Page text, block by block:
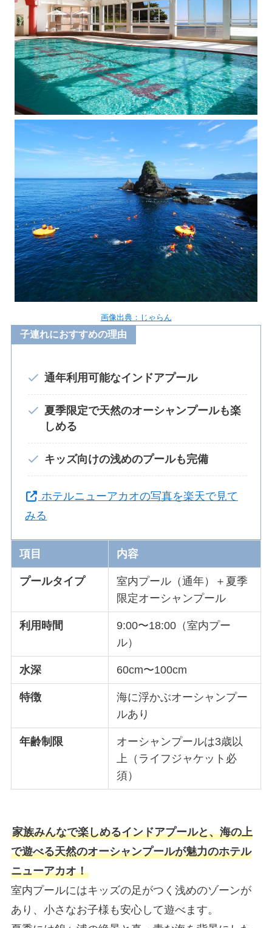
画像出典：じゃらん
子連れにおすすめの理由
通年利用可能なインドアプール
夏季限定で天然のオーシャンプールも楽
しめる
キッズ向けの浅めのプールも完備
ホテルニューアカオの写真を楽天で見て
みる
項目 内容
プールタイプ
室内プール（通年）＋夏季
限定オーシャンプール
利用時間
9:00〜18:00（室内プー
ル）
水深 60cm〜100cm
特徴
海に浮かぶオーシャンプー
ルあり
年齢制限
オーシャンプールは3歳以
上（ライフジャケット必
須）
家族みんなで楽しめるインドアプールと、海の上
で遊べる天然のオーシャンプールが魅力のホテル
ニューアカオ！
室内プールにはキッズの足がつく浅めのゾーンが
あり、小さなお子様も安心して遊べます。